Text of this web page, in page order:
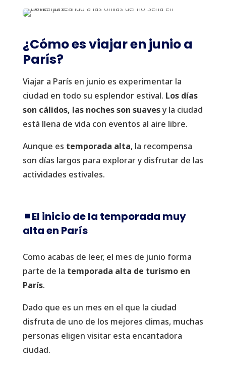
¿Cómo es viajar en junio a
París?
Viajar a París en junio es experimentar la
ciudad en todo su esplendor estival. Los días
son cálidos, las noches son suavesy la ciudad
está llena de vida con eventos al aire libre.
Aunque es temporada alta, la recompensa
son días largos para explorar y disfrutar de las
actividades estivales.
◾️ El inicio de la temporada muy
alta en París
Como acabas de leer, el mes de junio forma
parte de la temporada alta de turismo en
París.
Dado que es un mes en el que la ciudad
disfruta de uno de los mejores climas, muchas
personas eligen visitar esta encantadora
ciudad.